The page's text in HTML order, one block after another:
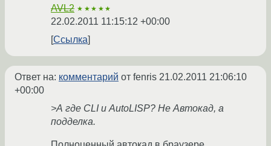
AVL2 ★★★★★
22.02.2011 11:15:12 +00:00
Ссылка
Ответ на: комментарий от fenris 21.02.2011 21:06:10
+00:00
>А где CLI и AutoLISP? Не Автокад, а
подделка.